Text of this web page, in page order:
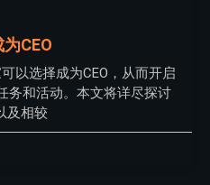
CEO
以选择成为CEO，从而开启
务和活动。本文将详尽探讨
及相较